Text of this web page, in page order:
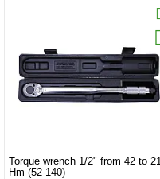
Torque wrench 1/2" from 42 to
Hm (52-140)